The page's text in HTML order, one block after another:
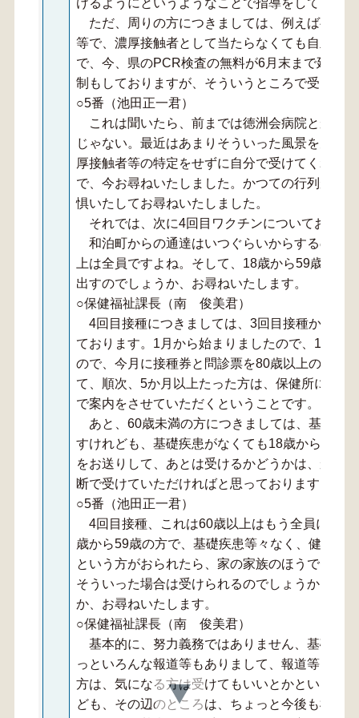
けるようにというようなことで指導をしており
ただ、周りの方につきましては、例えば事業
等で、濃厚接触者として当たらなくても自主的
で、今、県のPCR検査の無料が6月末まで延長
制もしておりますが、そういうところで受ける
○5番（池田正一君）
これは聞いたら、前までは徳洲会病院とか物
じゃない。最近はあまりそういった風景を見な
厚接触者等の特定をせずに自分で受けてくれと
で、今お尋ねいたしました。かつての行列が最
惧いたしてお尋ねいたしました。
それでは、次に4回目ワクチンについてお尋ね
和泊町からの通達はいつぐらいからするので
上は全員ですよね。そして、18歳から59歳の方
出すのでしょうか、お尋ねいたします。
○保健福祉課長（南 俊美君）
4回目接種につきましては、3回目接種から5か
ております。1月から始まりましたので、1月か
ので、今月に接種券と問診票を80歳以上の方等
て、順次、5か月以上たった方は、保健所に頼
で案内をさせていただくということです。
あと、60歳未満の方につきましては、基礎疾
すけれども、基礎疾患がなくても18歳から60歳
をお送りして、あとは受けるかどうかは、かか
断で受けていただければと思っております。
○5番（池田正一君）
4回目接種、これは60歳以上はもう全員に行く
歳から59歳の方で、基礎疾患等々なく、健康体
という方がおられたら、家の家族のほうでこう
そういった場合は受けられるのでしょうか、そ
か、お尋ねいたします。
○保健福祉課長（南 俊美君）
基本的に、努力義務ではありません、基礎疾
っといろんな報道等もありまして、報道等によ
方は、気になる方は受けてもいいとかというよ
ども、その辺のところは、ちょっと今後も検討